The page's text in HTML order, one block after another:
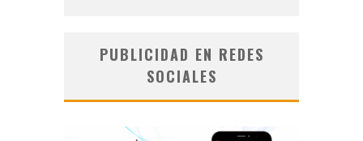
PUBLICIDAD EN REDES
SOCIALES